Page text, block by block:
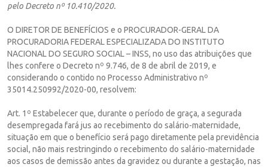
pelo Decreto nº 10.410/2020.
O DIRETOR DE BENEFÍCIOS e o PROCURADOR-GERAL DA
PROCURADORIA FEDERAL ESPECIALIZADA DO INSTITUTO
NACIONAL DO SEGURO SOCIAL – INSS, no uso das atribuições que
lhes confere o Decreto nº 9.746, de 8 de abril de 2019, e
considerando o contido no Processo Administrativo nº
35014.250992/2020-00, resolvem:
Art. 1º Estabelecer que, durante o período de graça, a segurada
desempregada fará jus ao recebimento do salário-maternidade,
situação em que o benefício será pago diretamente pela previdência
social, não mais restringindo o recebimento do salário-maternidade
aos casos de demissão antes da gravidez ou durante a gestação, nas